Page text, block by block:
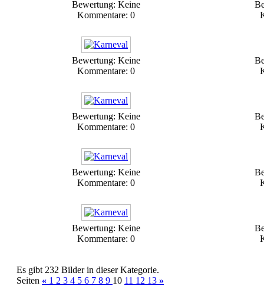
Bewertung: Keine
Kommentare: 0
Bewertung: Keine
Kommentare: 0
Bewertung: Keine
Kommentare: 0
Bewertung: Keine
Kommentare: 0
Bewertung: Keine
Kommentare: 0
Es gibt 232 Bilder in dieser Kategorie.
Seiten « 1 2 3 4 5 6 7 8 9 10 11 12 13 »